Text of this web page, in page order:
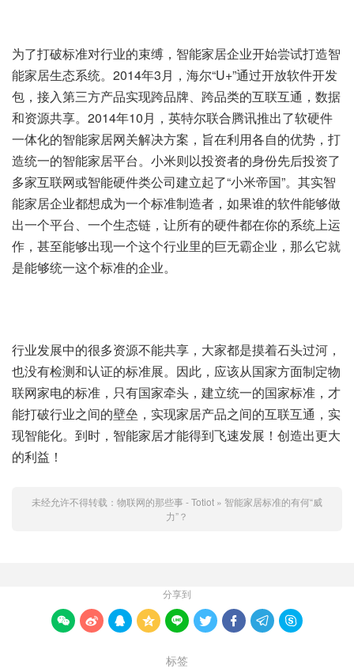
为了打破标准对行业的束缚，智能家居企业开始尝试打造智
能家居生态系统。2014年3月，海尔“U+”通过开放软件开发
包，接入第三方产品实现跨品牌、跨品类的互联互通，数据
和资源共享。2014年10月，英特尔联合腾讯推出了软硬件
一体化的智能家居网关解决方案，旨在利用各自的优势，打
造统一的智能家居平台。小米则以投资者的身份先后投资了
多家互联网或智能硬件类公司建立起了“小米帝国”。其实智
能家居企业都想成为一个标准制造者，如果谁的软件能够做
出一个平台、一个生态链，让所有的硬件都在你的系统上运
作，甚至能够出现一个这个行业里的巨无霸企业，那么它就
是能够统一这个标准的企业。
行业发展中的很多资源不能共享，大家都是摸着石头过河，
也没有检测和认证的标准展。因此，应该从国家方面制定物
联网家电的标准，只有国家牵头，建立统一的国家标准，才
能打破行业之间的壁垒，实现家居产品之间的互联互通，实
现智能化。到时，智能家居才能得到飞速发展！创造出更大
的利益！
未经允许不得转载： 物联网的那些事 - Totiot » 智能家居标准的有何“威
力”？
分享到
        
标签